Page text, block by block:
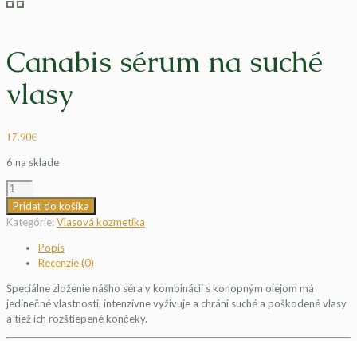
Canabis sérum na suché
vlasy
17.90€
6 na sklade
množstvo
Canabis
sérum
suché
vlasy
Pridať do košíka
Kategórie:Vlasová kozmetika
Popis
Recenzie (0)
Špeciálne zloženie nášho séra v kombinácii s konopným olejom má
jedinečné vlastnosti, intenzívne vyživuje a chráni suché a poškodené vlasy
a tiež ich rozštiepené končeky.